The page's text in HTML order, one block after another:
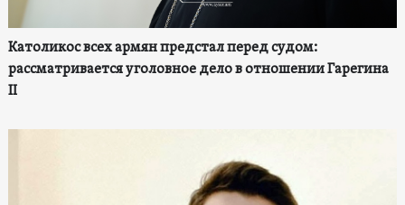
Католикос всех армян предстал перед судом:
рассматривается уголовное дело в отношении Гарегина
II